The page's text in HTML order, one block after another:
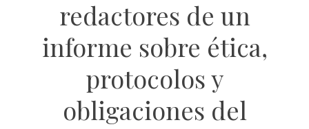
redactores de un
informe sobre ética,
protocolos y
obligaciones del